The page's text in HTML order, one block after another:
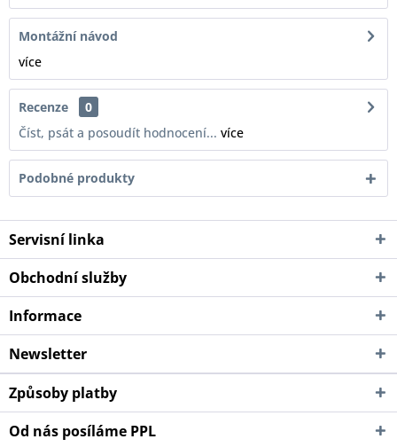
Montážní návod
více
Recenze
0
Číst, psát a posoudít hodnocení... více
Podobné produkty
Servisní linka
Obchodní služby
Informace
Newsletter
Způsoby platby
Od nás posíláme PPL